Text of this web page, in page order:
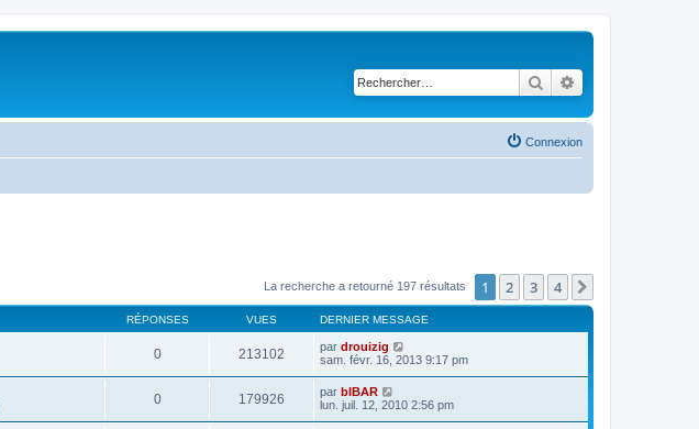
Rechercher
Connexion
La recherche a retourné 197 résultats 1 2 3 4
RÉPONSES VUES DERNIER MESSAGE
0 213102 par drouizig
sam. févr. 16, 2013 9:17 pm
0 179926 par bIBAR
lun. juil. 12, 2010 2:56 pm